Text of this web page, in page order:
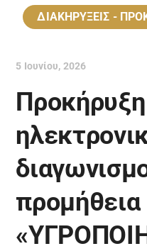
ΔΙΑΚΗΡΥΞΕΙΣ -
5 Ιουνίου, 2026
προμήθεια